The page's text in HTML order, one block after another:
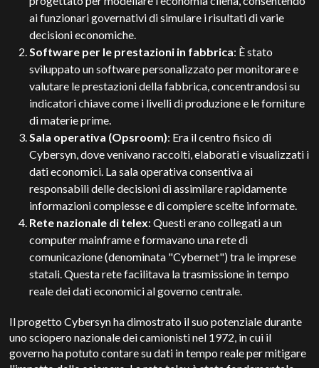
ai funzionari governativi di simulare i risultati di varie
decisioni economiche.
Software per le prestazioni in fabbrica: È stato
sviluppato un software personalizzato per monitorare e
valutare le prestazioni della fabbrica, concentrandosi su
indicatori chiave come i livelli di produzione e le forniture
di materie prime.
Sala operativa (Opsroom): Era il centro fisico di
Cybersyn, dove venivano raccolti, elaborati e visualizzati i
dati economici. La sala operativa consentiva ai
responsabili delle decisioni di assimilare rapidamente
informazioni complesse e di compiere scelte informate.
Rete nazionale di telex: Questi erano collegati a un
computer mainframe e formavano una rete di
comunicazione (denominata "Cybernet") tra le imprese
statali. Questa rete facilitava la trasmissione in tempo
reale dei dati economici al governo centrale.
Il progetto Cybersyn ha dimostrato il suo potenziale durante
uno sciopero nazionale dei camionisti nel 1972, in cui il
governo ha potuto contare su dati in tempo reale per mitigare